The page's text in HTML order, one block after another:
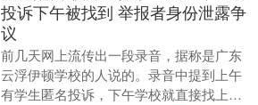
投诉下午被找到 举报者身份泄露争
议
前几天网上流传出一段录音，据称是广东
云浮伊顿学校的人说的。录音中提到上午
有学生匿名投诉，下午学校就直接找上